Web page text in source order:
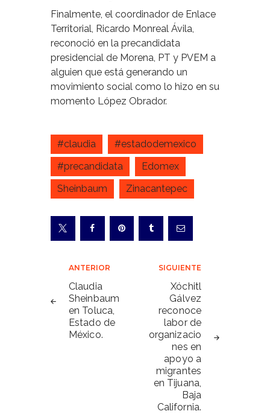
Finalmente, el coordinador de Enlace
Territorial, Ricardo Monreal Ávila,
reconoció en la precandidata
presidencial de Morena, PT y PVEM a
alguien que está generando un
movimiento social como lo hizo en su
momento López Obrador.
#claudia
#estadodemexico
#precandidata
Edomex
Sheinbaum
Zinacantepec
Navegación
de
entradas
ANTERIOR
Claudia
Sheinbaum
en Toluca,
Estado de
México.
SIGUIENTE
Xóchitl
Gálvez
reconoce
labor de
organizacio
nes en
apoyo a
migrantes
en Tijuana,
Baja
California.